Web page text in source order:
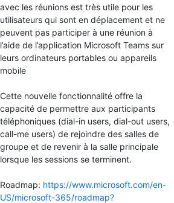
avec les réunions est très utile pour les
utilisateurs qui sont en déplacement et ne
peuvent pas participer à une réunion à
l’aide de l’application Microsoft Teams sur
leurs ordinateurs portables ou appareils
mobile
Cette nouvelle fonctionnalité offre la
capacité de permettre aux participants
téléphoniques (dial-in users, dial-out users,
call-me users) de rejoindre des salles de
groupe et de revenir à la salle principale
lorsque les sessions se terminent.
Roadmap: https://www.microsoft.com/en-
US/microsoft-365/roadmap?